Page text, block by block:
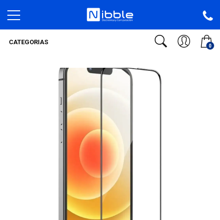
0
CATEGORIAS